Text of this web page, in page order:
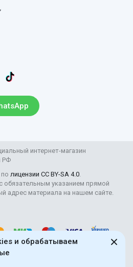
и обрабатываем
(Постановление Правительства
интернет-магазин
РФ
лицензии CC BY-SA 4.0.
обязательным указанием прямой
адрес материала на нашем сайте.